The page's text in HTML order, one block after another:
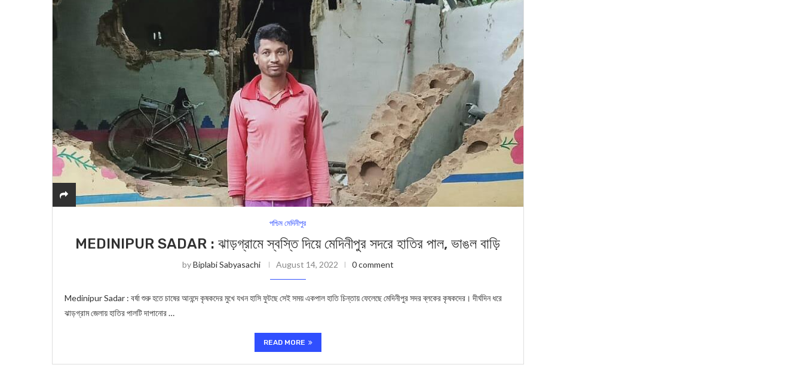
পশ্চিম মেদিনীপুর
MEDINIPUR SADAR : ঝাড়গ্রামে স্বস্তি দিয়ে মেদিনীপুর সদরে হাতির পাল, ভাঙল বাড়ি
byBiplabi Sabyasachi August 14, 2022 0 comment
Medinipur Sadar : বর্ষা শুরু হতে চাষের আনন্দে কৃষকদের মুখে যখন হাসি ফুটছে সেই সময় একপাল হাতি চিন্তায় ফেলেছে মেদিনীপুর সদর ব্লকের কৃষকদের। দীর্ঘদিন ধরে
ঝাড়গ্রাম জেলায় হাতির পালটি দাপানোর …
READ MORE